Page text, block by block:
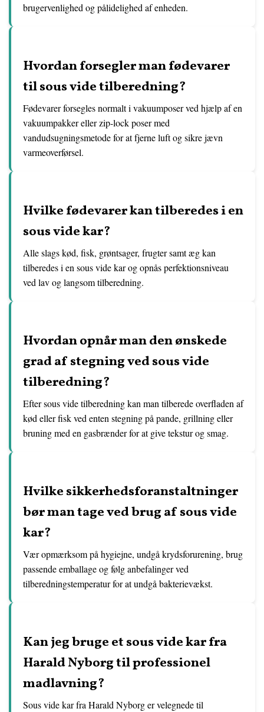
brugervenlighed og pålidelighed af enheden.
Hvordan forsegler man fødevarer
til sous vide tilberedning?
Fødevarer forsegles normalt i vakuumposer ved hjælp af en
vakuumpakker eller zip-lock poser med
vandudsugningsmetode for at fjerne luft og sikre jævn
varmeoverførsel.
Hvilke fødevarer kan tilberedes i en
sous vide kar?
Alle slags kød, fisk, grøntsager, frugter samt æg kan
tilberedes i en sous vide kar og opnås perfektionsniveau
ved lav og langsom tilberedning.
Hvordan opnår man den ønskede
grad af stegning ved sous vide
tilberedning?
Efter sous vide tilberedning kan man tilberede overfladen af
kød eller fisk ved enten stegning på pande, grillning eller
bruning med en gasbrænder for at give tekstur og smag.
Hvilke sikkerhedsforanstaltninger
bør man tage ved brug af sous vide
kar?
Vær opmærksom på hygiejne, undgå krydsforurening, brug
passende emballage og følg anbefalinger ved
tilberedningstemperatur for at undgå bakterievækst.
Kan jeg bruge et sous vide kar fra
Harald Nyborg til professionel
madlavning?
Sous vide kar fra Harald Nyborg er velegnede til